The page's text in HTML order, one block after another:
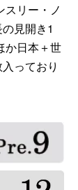
スリー・ノ
見開き1
か日本＋世
っており